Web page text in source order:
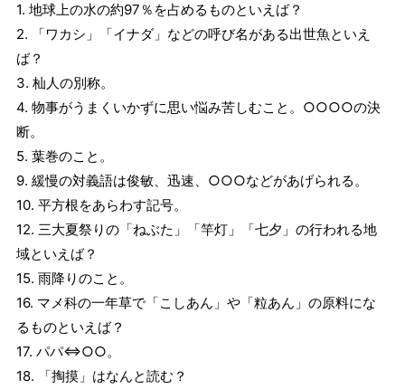
1. 地球上の水の約97％を占めるものといえば？
2. 「ワカシ」「イナダ」などの呼び名がある出世魚といえ
ば？
3. 杣人の別称。
4. 物事がうまくいかずに思い悩み苦しむこと。○○○○の決
断。
5. 葉巻のこと。
9. 緩慢の対義語は俊敏、迅速、○○○などがあげられる。
10. 平方根をあらわす記号。
12. 三大夏祭りの「ねぶた」「竿灯」「七夕」の行われる地
域といえば？
15. 雨降りのこと。
16. マメ科の一年草で「こしあん」や「粒あん」の原料にな
るものといえば？
17. パパ⇔○○。
18. 「掏摸」はなんと読む？